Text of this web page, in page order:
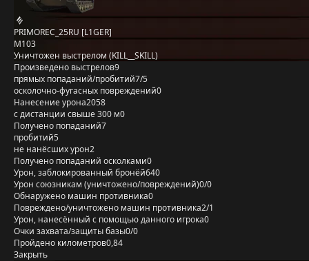
PRIMOREC_25RU [L1GER]
M103
Уничтожен выстрелом (KILL__SKILL)
Произведено выстрелов9
прямых попаданий/пробитий7/5
осколочно-фугасных повреждений0
Нанесение урона2058
с дистанции свыше 300 м0
Получено попаданий7
пробитий5
не нанёсших урон2
Получено попаданий осколками0
Урон, заблокированный бронёй640
Урон союзникам (уничтожено/повреждений)0/0
Обнаружено машин противника0
Повреждено/уничтожено машин противника2/1
Урон, нанесённый с помощью данного игрока0
Очки захвата/защиты базы0/0
Пройдено километров0,84
Закрыть